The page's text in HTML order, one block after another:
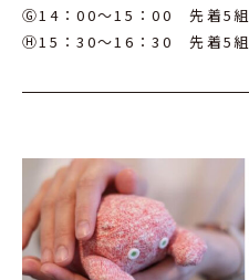
Ⓖ14：00～15：00 先着5組
Ⓗ15：30～16：30 先着5組